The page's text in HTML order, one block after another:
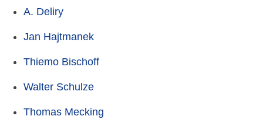
A. Deliry
Jan Hajtmanek
Thiemo Bischoff
Walter Schulze
Thomas Mecking